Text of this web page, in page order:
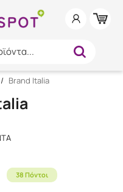
/ Brand Italia
38 Πόντοι